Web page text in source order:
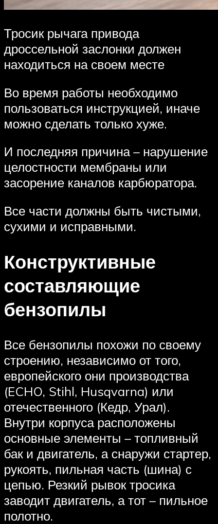
Тросик рычага привода
дроссельной заслонки должен
находиться на своем месте
Во время работы необходимо
пользоваться инструкцией, иначе
можно сделать только хуже.
И последняя причина – нарушение
целостности мембраны или
засорение каналов карбюратора.
Все части должны быть чистыми,
сухими и исправными.
Конструктивные
составляющие
бензопилы
Все бензопилы похожи по своему
строению, независимо от того,
европейского они производства
(ECHO, Stihl, Husqvarna) или
отечественного (Кедр, Урал).
Внутри корпуса расположены
основные элементы – топливный
бак и двигатель, а снаружи стартер,
рукоять, пильная часть (шина) с
цепью. Резкий рывок тросика
заводит двигатель, а тот – пильное
полотно.